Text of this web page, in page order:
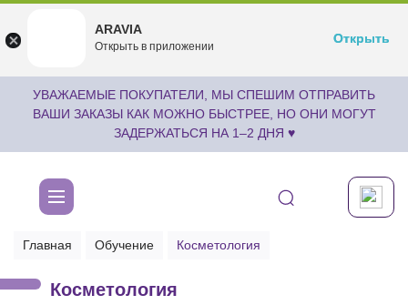
undefined
Бесплатноru.aravia.new
Открыть
УВАЖАЕМЫЕ ПОКУПАТЕЛИ, МЫ СПЕШИМ ОТПРАВИТЬ
ВАШИ ЗАКАЗЫ КАК МОЖНО БЫСТРЕЕ, НО ОНИ МОГУТ
ЗАДЕРЖАТЬСЯ НА 1–2 ДНЯ ♥
Главная Обучение Косметология
Косметология
ARAVIA
Открыть в приложении
Открыть